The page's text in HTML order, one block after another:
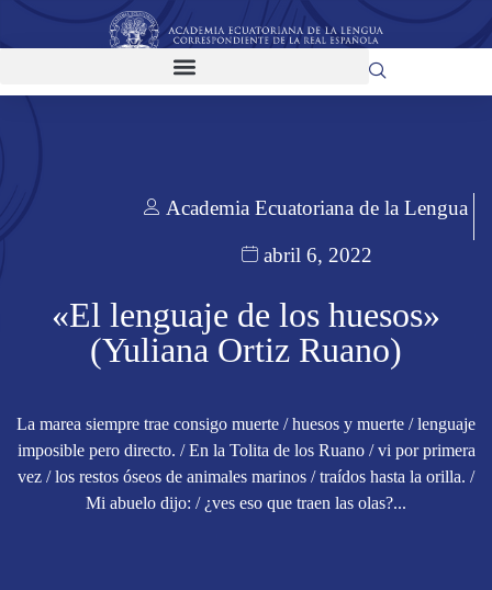
Academia Ecuatoriana de la Lengua
abril 6, 2022
«El lenguaje de los huesos»
(Yuliana Ortiz Ruano)
La marea siempre trae consigo muerte / huesos y muerte / lenguaje
imposible pero directo. / En la Tolita de los Ruano / vi por primera
vez / los restos óseos de animales marinos / traídos hasta la orilla. /
Mi abuelo dijo: / ¿ves eso que traen las olas?...